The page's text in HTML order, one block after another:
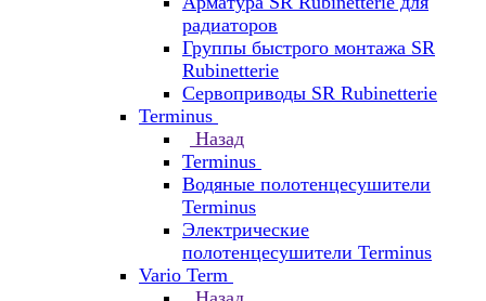
радиаторов
Группы быстрого монтажа SR
Rubinetterie
Сервоприводы SR Rubinetterie
Terminus
Назад
Terminus
Водяные полотенцесушители
Terminus
Электрические
полотенцесушители Terminus
Vario Term